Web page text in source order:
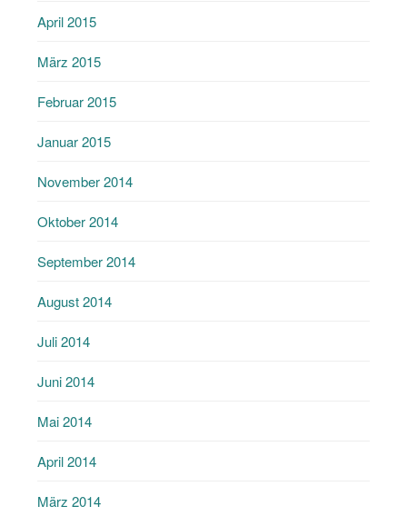
April 2015
März 2015
Februar 2015
Januar 2015
November 2014
Oktober 2014
September 2014
August 2014
Juli 2014
Juni 2014
Mai 2014
April 2014
März 2014